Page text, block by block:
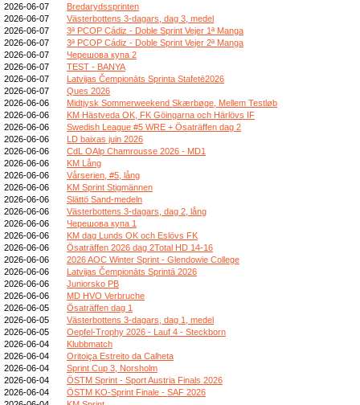
2026-06-07
Bredarydssprinten
2026-06-07
Västerbottens 3-dagars, dag 3, medel
2026-06-07
3ª PCOP Cádiz - Doble Sprint Vejer 1ª Manga
2026-06-07
3ª PCOP Cádiz - Doble Sprint Vejer 2ª Manga
2026-06-07
Черешова купа 2
2026-06-07
TEST - BANYA
2026-06-07
Latvijas Čempionāts Sprinta Stafetē2026
2026-06-07
Ques 2026
2026-06-06
Midtjysk Sommerweekend Skærbøge, Mellem Testløb
2026-06-06
KM Hästveda OK, FK Göingarna och Härlövs IF
2026-06-06
Swedish League #5 WRE + Ösaträffen dag 2
2026-06-06
LD baixas juin 2026
2026-06-06
CdL OAlp Chamrousse 2026 - MD1
2026-06-06
KM Lång
2026-06-06
Vårserien, #5, lång
2026-06-06
KM Sprint Stigmännen
2026-06-06
Slättö Sand-medeln
2026-06-06
Västerbottens 3-dagars, dag 2, lång
2026-06-06
Черешова купа 1
2026-06-06
KM dag Lunds OK och Eslövs FK
2026-06-06
Ösaträffen 2026 dag 2Total HD 14-16
2026-06-06
2026 AOC Winter Sprint - Glendowie College
2026-06-06
Latvijas Čempionāts Sprintā 2026
2026-06-06
Juniorsko PB
2026-06-06
MD HVO Verbruche
2026-06-05
Ösaträffen dag 1
2026-06-05
Västerbottens 3-dagars, dag 1, medel
2026-06-05
Oepfel-Trophy 2026 - Lauf 4 - Steckborn
2026-06-04
Klubbmatch
2026-06-04
Oritoiça Estreito da Calheta
2026-06-04
Sprint Cup 3, Norsholm
2026-06-04
ÖSTM Sprint - Sport Austria Finals 2026
2026-06-04
ÖSTM KO-Sprint Finale - SAF 2026